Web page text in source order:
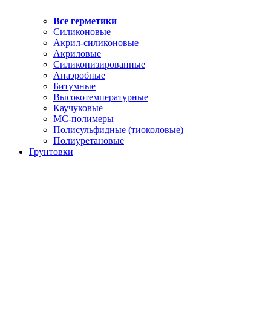
Все герметики
Силиконовые
Акрил-силиконовые
Акриловые
Силиконизированные
Анаэробные
Битумные
Высокотемпературные
Каучуковые
МС-полимеры
Полисульфидные (тиоколовые)
Полиуретановые
Грунтовки